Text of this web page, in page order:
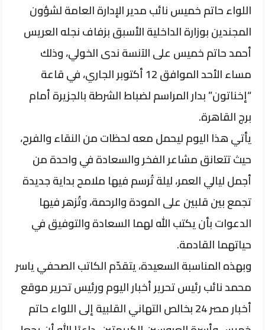
اللواء حاتم خميس نائب مدير الإدارة العامة لشؤون
المجندين بوزارة الداخلية الأسبق بزفاف نجله العريس
أحمد حاتم خميس على الآنسة ندى الخولي، وذلك
مساء الأحد الموافق 12 أكتوبر الجاري، في قاعة
“إخناتون” بدار المراسم لضباط الشرطة بالجزيرة أمام
برج القاهرة.
يأتي هذا اليوم ليحمل معه لحظات من النقاء والفرح،
حيث تتعانق مشاعر الفخر والسعادة في واحدة من
أجمل ليالي العمر، ليلة تُرسم فيها ملامح بداية جديدة
تجمع بين قلبين على المودة والرحمة، وتُزهر فيها
الدعوات بأن يكتب الله لهما السعادة والتوفيق في
حياتهما القادمة.
وبهذه المناسبة السعيدة، يتقدّم الكاتب الصحفي ياسر
محمد نائب رئيس تحرير أخبار اليوم ورئيس تحرير موقع
أخبار مصر 24 بخالص التهاني القلبية إلى اللواء حاتم